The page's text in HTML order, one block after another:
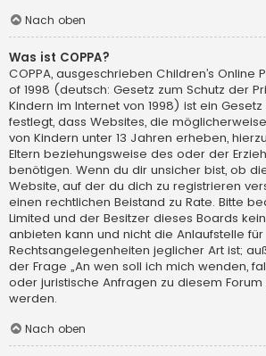
Nach oben
Was ist COPPA?
COPPA, ausgeschrieben Children’s Online
of 1998 (deutsch: Gesetz zum Schutz der
Kindern im Internet von 1998) ist ein Gesetz
festlegt, dass Websites, die
von Kindern unter 13 Jahren erheben,
Eltern beziehungsweise des oder der
benötigen. Wenn du dir unsicher bist, ob
Website, auf der du dich zu registrieren
einen rechtlichen Beistand zu Rate. Bitte
Limited und der Besitzer dieses Boards
anbieten kann und nicht die Anlaufstelle für
Rechtsangelegenheiten jeglicher Art ist;
der Frage „An wen soll ich mich wenden,
oder juristische Anfragen zu diesem
werden.
Nach oben